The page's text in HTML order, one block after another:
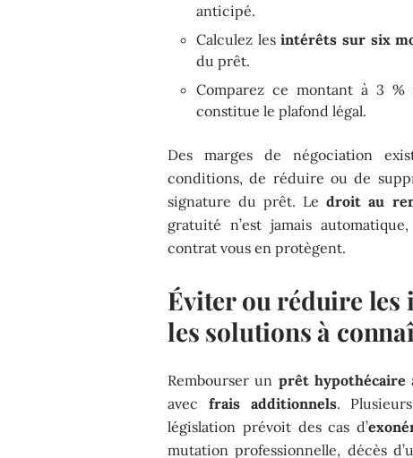
anticipé.
Calculez lesintérêts sur six
du prêt.
Comparez ce montant à 3
constitue le plafond légal.
Des marges de négociation
conditions, de réduire ou de
signature du prêt. Ledroit au
gratuité n’est jamais
contrat vous en protègent.
Éviter ou réduire les
les solutions à
Rembourser un prêt hypothécaire
avec frais additionnels.
législation prévoit des cas d’
mutation professionnelle, décès